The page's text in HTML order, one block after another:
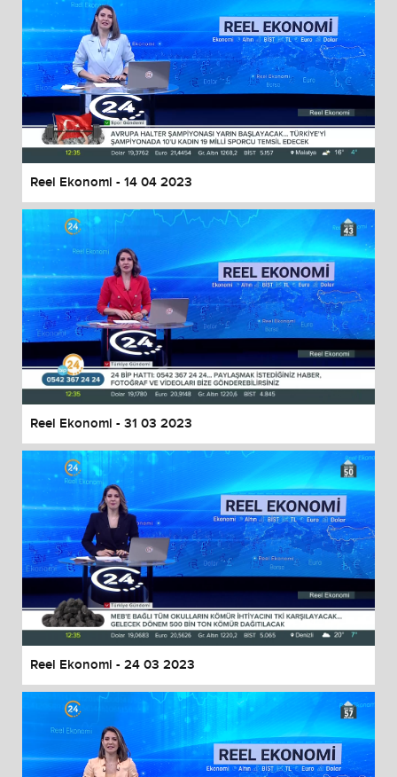
Reel Ekonomi - 14 04 2023
Reel Ekonomi - 31 03 2023
Reel Ekonomi - 24 03 2023